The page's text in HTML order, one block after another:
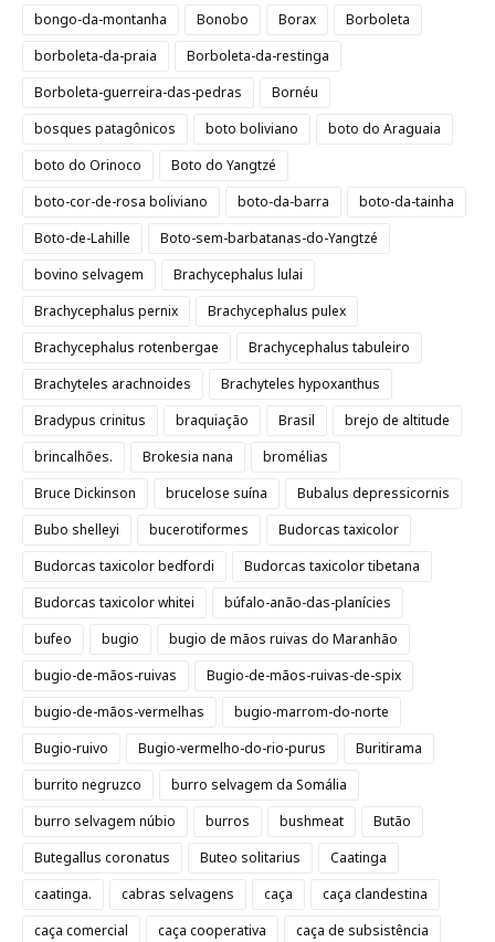
bongo-da-montanha
Bonobo Borax
Borboleta
borboleta-da-praia
Borboleta-da-restinga
Borboleta-guerreira-das-pedras
Bornéu
bosques patagônicos
boto boliviano
boto do Araguaia
boto do Orinoco
Boto do Yangtzé
boto-cor-de-rosa boliviano
boto-da-barra
boto-da-tainha
Boto-de-Lahille
Boto-sem-barbatanas-do-Yangtzé
bovino selvagem
Brachycephalus lulai
Brachycephalus pernix
Brachycephalus pulex
Brachycephalus rotenbergae
Brachycephalus tabuleiro
Brachyteles arachnoides
Brachyteles hypoxanthus
Bradypus crinitus
braquiação Brasil
brejo de altitude
brincalhões.
Brokesia nana
bromélias
Bruce Dickinson
brucelose suína
Bubalus depressicornis
Bubo shelleyi
bucerotiformes
Budorcas taxicolor
Budorcas taxicolor bedfordi
Budorcas taxicolor tibetana
Budorcas taxicolor whitei
búfalo-anão-das-planícies
bufeo
bugio
bugio de mãos ruivas do Maranhão
bugio-de-mãos-ruivas
Bugio-de-mãos-ruivas-de-spix
bugio-de-mãos-vermelhas
bugio-marrom-do-norte
Bugio-ruivo
Bugio-vermelho-do-rio-purus
Buritirama
burrito negruzco
burro selvagem da Somália
burro selvagem núbio
burros bushmeat
Butão
Butegallus coronatus
Buteo solitarius
Caatinga
caatinga.
cabras selvagens caça
caça clandestina
caça comercial
caça cooperativa
caça de subsistência